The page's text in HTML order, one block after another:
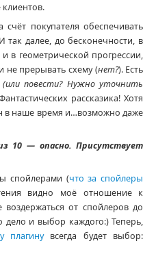
клиентов.
счёт покупателя обеспечивать
так далее, до бесконечности, в
в геометрической прогрессии,
не прерывать схему (нет?). Есть
(или повести? Нужно уточнить
рассказика! Хотя
в наше время и…возможно даже
10 — опасно. Присутствует
спойлерами (что за спойлеры
видно моё отношение к
от спойлеров до
дело и выбор каждого:) Теперь,
плагинувсегда будет выбор: